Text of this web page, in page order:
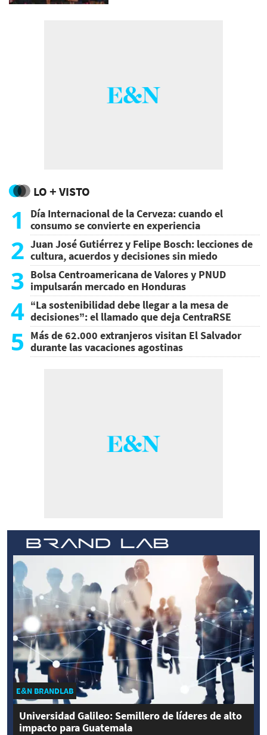
LO + VISTO
1
Día Internacional de la Cerveza: cuando el
consumo se convierte en experiencia
2 Juan José Gutiérrez y Felipe Bosch: lecciones de
cultura, acuerdos y decisiones sin miedo
3 Bolsa Centroamericana de Valores y PNUD
impulsarán mercado en Honduras
4 “La sostenibilidad debe llegar a la mesa de
decisiones”: el llamado que deja CentraRSE
5 Más de 62.000 extranjeros visitan El Salvador
durante las vacaciones agostinas
E&N BRANDLAB
Universidad Galileo: Semillero de líderes de alto
impacto para Guatemala